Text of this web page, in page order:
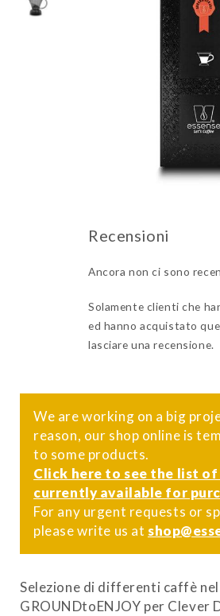
Ancora non ci sono
Solamente clienti che
ed hanno acquistato
lasciare una recensione.
We are working on a big
reason, our shop online is
to some products.
Click here to see the list
currently available for
For any urgent requests or
please write us at
Selezione di differenti caffè
GROUNDtoENJOY per Clever